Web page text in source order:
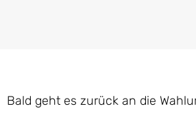
Bald geht es zurück an die